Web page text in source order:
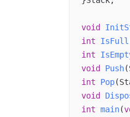
void
int
IsFull
int
void
Push
int
Pop
void
int main(